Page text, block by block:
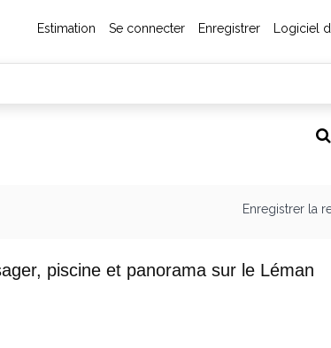
Estimation Se connecter Enregistrer Logiciel
Enregistrer la
piscine et panorama sur le Léman